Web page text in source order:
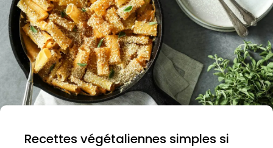
Recettes végétaliennes simples si